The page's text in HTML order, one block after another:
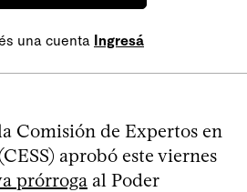
una cuenta Ingresá
Comisión de Expertos en
aprobó este viernes
prórroga al Poder